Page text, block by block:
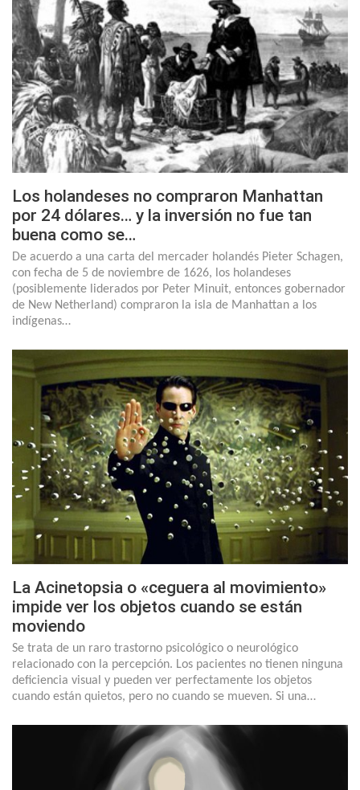
Los holandeses no compraron Manhattan
por 24 dólares… y la inversión no fue tan
buena como se…
De acuerdo a una carta del mercader holandés Pieter Schagen,
con fecha de 5 de noviembre de 1626, los holandeses
(posiblemente liderados por Peter Minuit, entonces gobernador
de New Netherland) compraron la isla de Manhattan a los
indígenas…
La Acinetopsia o «ceguera al movimiento»
impide ver los objetos cuando se están
moviendo
Se trata de un raro trastorno psicológico o neurológico
relacionado con la percepción. Los pacientes no tienen ninguna
deficiencia visual y pueden ver perfectamente los objetos
cuando están quietos, pero no cuando se mueven. Si una…